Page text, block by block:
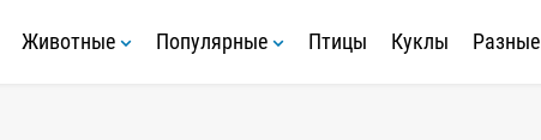
Животные Популярные Птицы Куклы Разные